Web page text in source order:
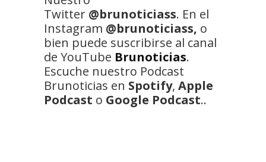
Twitter @brunoticiass. En el
Instagram @brunoticiass, o
bien puede suscribirse al canal
de YouTube Brunoticias.
Escuche nuestro Podcast
Brunoticias en Spotify, Apple
Podcast o Google Podcast..